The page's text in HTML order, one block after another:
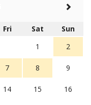
Fri Sat
Sun
1
2
7 8 9
14 15 16